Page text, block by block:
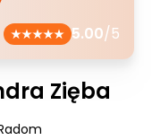
5.00/5
Zięba